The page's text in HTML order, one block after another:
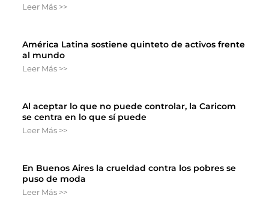
Leer Más >>
América Latina sostiene quinteto de activos frente
al mundo
Leer Más >>
Al aceptar lo que no puede controlar, la Caricom
se centra en lo que sí puede
Leer Más >>
En Buenos Aires la crueldad contra los pobres se
puso de moda
Leer Más >>